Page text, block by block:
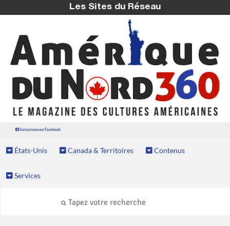
Les Sites du Réseau
Suivez nous sur Facebook
États-Unis Canada & Territoires Contenus
Services